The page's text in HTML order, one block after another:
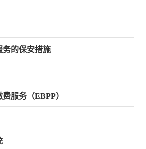
务的保安措施
服务（EBPP）